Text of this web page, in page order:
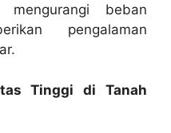
beban
pengalaman
Tinggi di Tanah